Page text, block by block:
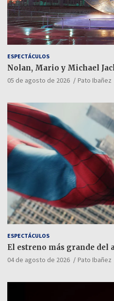
ESPECTÁCULOS
Nolan, Mario y Michael
05 de agosto de 2026 Pato Ibañez
ESPECTÁCULOS
El estreno más grande del
04 de agosto de 2026 Pato Ibañez